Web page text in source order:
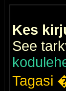
Kes
See
Tagasi